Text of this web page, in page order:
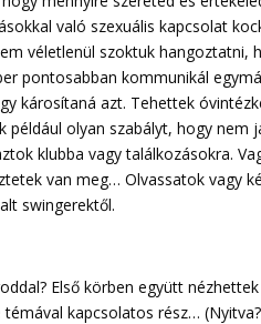
való szexuális kapcsolat
véletlenül szoktuk hangoztatni,
pontosabban kommunikál
károsítaná azt. Tehettek
például olyan szabályt, hogy
klubba vagy találkozásokra.
van meg… Olvassatok vagy
swingerektől.
Első körben együtt
kapcsolatos rész…